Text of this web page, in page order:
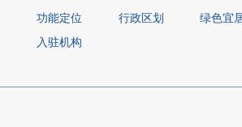
功能定位 行政区划 绿色宜
入驻机构